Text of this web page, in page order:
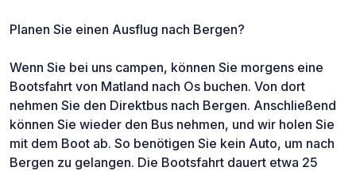
Planen Sie einen Ausflug nach Bergen?
Wenn Sie bei uns campen, können Sie morgens eine
Bootsfahrt von Matland nach Os buchen. Von dort
nehmen Sie den Direktbus nach Bergen. Anschließend
können Sie wieder den Bus nehmen, und wir holen Sie
mit dem Boot ab. So benötigen Sie kein Auto, um nach
Bergen zu gelangen. Die Bootsfahrt dauert etwa 25